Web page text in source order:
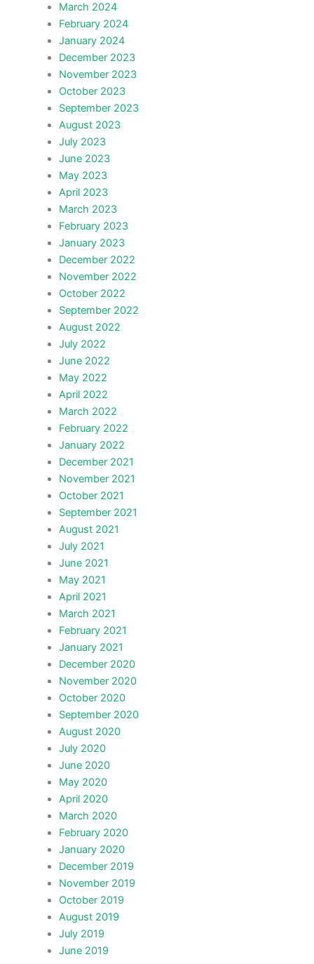
March 2024
February 2024
January 2024
December 2023
November 2023
October 2023
September 2023
August 2023
July 2023
June 2023
May 2023
April 2023
March 2023
February 2023
January 2023
December 2022
November 2022
October 2022
September 2022
August 2022
July 2022
June 2022
May 2022
April 2022
March 2022
February 2022
January 2022
December 2021
November 2021
October 2021
September 2021
August 2021
July 2021
June 2021
May 2021
April 2021
March 2021
February 2021
January 2021
December 2020
November 2020
October 2020
September 2020
August 2020
July 2020
June 2020
May 2020
April 2020
March 2020
February 2020
January 2020
December 2019
November 2019
October 2019
August 2019
July 2019
June 2019